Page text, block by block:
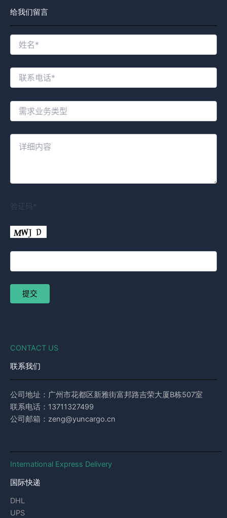
给我们留言
验证码*
CONTACT US
联系我们
公司地址：广州市花都区新雅街富邦路吉荣大厦B栋507室
联系电话：13711327499
公司邮箱：zeng@yuncargo.cn
International Express Delivery
国际快递
DHL
UPS